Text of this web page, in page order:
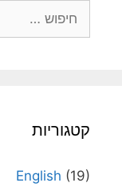
קטגוריות
English (19)